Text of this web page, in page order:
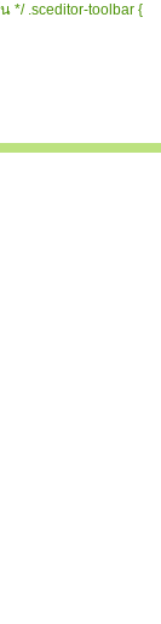
*/ .sceditor-toolbar {